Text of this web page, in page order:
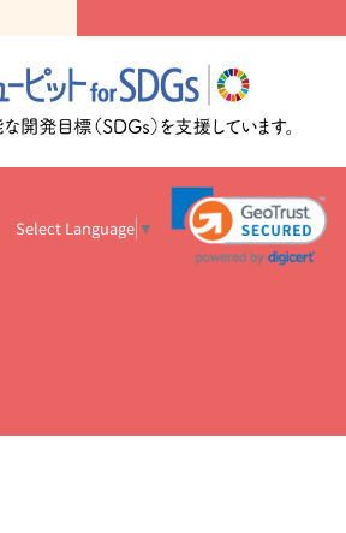
いのマナー
お祝いを贈るときのマナー・
のお祝いコラム一覧
誕生日のお花を「色
結婚祝いの予算相場
出産祝いお役立ち情
ラム お祝い花のマナー総まとめ
職
い花の正解は？
開店祝いの花 選び方ガイ
×専門家
CO2排出量削減 / SDGsを考える
Select Language ▼